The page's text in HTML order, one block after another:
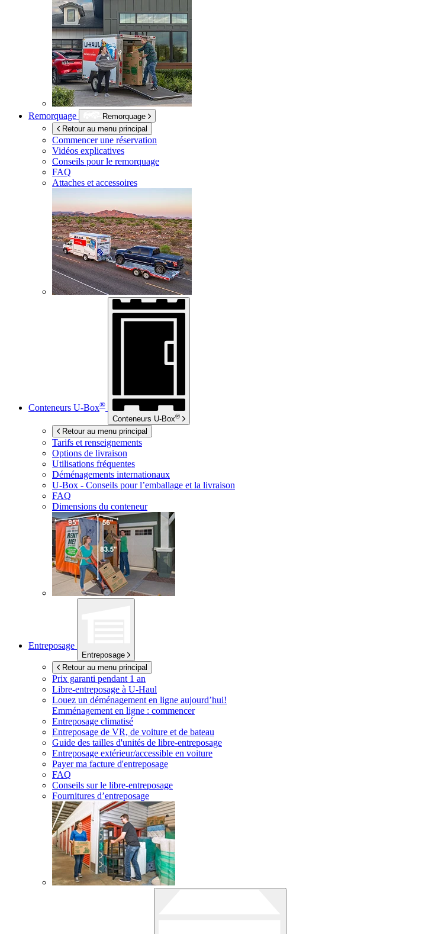
Remorquage
Remorquage
Retour au menu principal
Commencer une réservation
Vidéos explicatives
Conseils pour le remorquage
FAQ
Attaches et accessoires
Conteneurs U-Box®
Conteneurs U-Box®
Retour au menu principal
Tarifs et renseignements
Options de livraison
Utilisations fréquentes
Déménagements internationaux
U-Box - Conseils pour l’emballage et la livraison
FAQ
Dimensions du conteneur
Entreposage
Entreposage
Retour au menu principal
Prix garanti pendant 1 an
Libre-entreposage à U-Haul
Louez un déménagement en ligne aujourd’hui!
Emménagement en ligne : commencer
Entreposage climatisé
Entreposage de VR, de voiture et de bateau
Guide des tailles d'unités de libre-entreposage
Entreposage extérieur/accessible en voiture
Payer ma facture d'entreposage
FAQ
Conseils sur le libre-entreposage
Fournitures d’entreposage